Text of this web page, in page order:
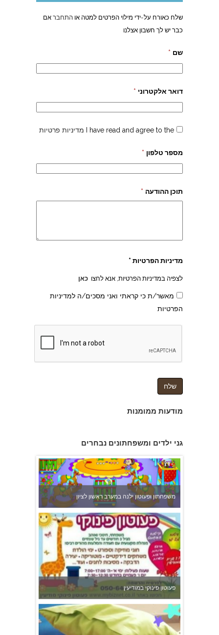
שלח כאורח על-ידי מילוי הפרטים למטה או התחבראם
כבר יש לך חשבון אצלנו
שם *
דואר אלקטרוני *
I have read and agree to the מדיניות פרטיות
מספר טלפון *
תוכן ההודעה *
מדיניות הפרטיות *
לצפיה במדיניות הפרטיות, אנא לחצו כאן
מאשר/ת כי קראתי ואני מסכים/ה למדיניות
הפרטיות
מודעות ממומנות
גני ילדים ומשפחתונים נבחרים
משפחתון ופעוטון ילנה במערב ראשון לציון
פעוטון פינוקי במודיעין